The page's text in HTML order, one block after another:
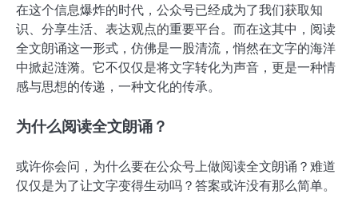
在这个信息爆炸的时代，公众号已经成为了我们获取知
识、分享生活、表达观点的重要平台。而在这其中，阅读
全文朗诵这一形式，仿佛是一股清流，悄然在文字的海洋
中掀起涟漪。它不仅仅是将文字转化为声音，更是一种情
感与思想的传递，一种文化的传承。
为什么阅读全文朗诵？
或许你会问，为什么要在公众号上做阅读全文朗诵？难道
仅仅是为了让文字变得生动吗？答案或许没有那么简单。